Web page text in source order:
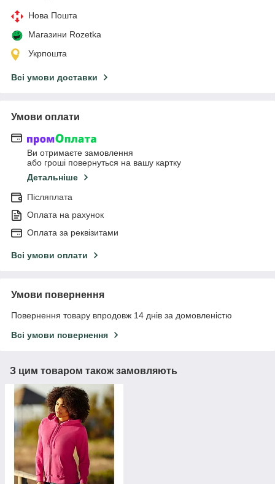
Нова Пошта
Магазини Rozetka
Укрпошта
Всі умови доставки
Умови оплати
Ви отримаєте замовлення
або гроші повернуться на вашу картку
Детальніше
Післяплата
Оплата на рахунок
Оплата за реквізитами
Всі умови оплати
Умови повернення
Повернення товару впродовж 14 днів за домовленістю
Всі умови повернення
З цим товаром також замовляють